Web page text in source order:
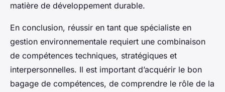
matière de développement durable.
En conclusion, réussir en tant que spécialiste en
gestion environnementale requiert une combinaison
de compétences techniques, stratégiques et
interpersonnelles. Il est important d’acquérir le bon
bagage de compétences, de comprendre le rôle de la